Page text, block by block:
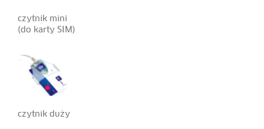
czytnik mini
(do karty SIM)
czytnik duży